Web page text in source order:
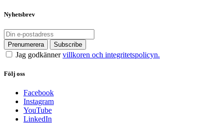
Nyhetsbrev
Jag godkännervillkoren och integritetspolicyn.
Följ oss
Facebook
Instagram
YouTube
LinkedIn